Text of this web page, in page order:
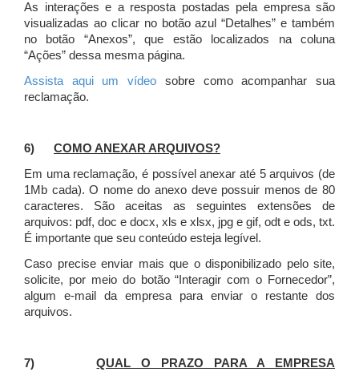
As interações e a resposta postadas pela empresa são
visualizadas ao clicar no botão azul “Detalhes” e também
no botão “Anexos”, que estão localizados na coluna
“Ações” dessa mesma página.
Assista aqui um vídeo sobre como acompanhar sua
reclamação.
6) COMO ANEXAR ARQUIVOS?
Em uma reclamação, é possível anexar até 5 arquivos (de
1Mb cada). O nome do anexo deve possuir menos de 80
caracteres. São aceitas as seguintes extensões de
arquivos: pdf, doc e docx, xls e xlsx, jpg e gif, odt e ods, txt.
É importante que seu conteúdo esteja legível.
Caso precise enviar mais que o disponibilizado pelo site,
solicite, por meio do botão “Interagir com o Fornecedor”,
algum e-mail da empresa para enviar o restante dos
arquivos.
7)QUAL O PRAZO PARA A EMPRESA